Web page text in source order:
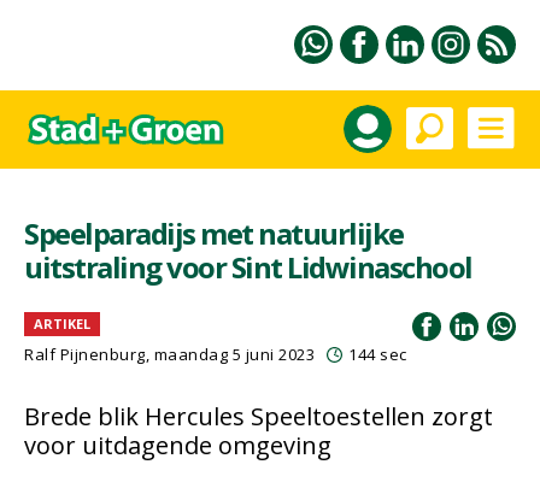
Speelparadijs met natuurlijke
uitstraling voor Sint Lidwinaschool
ARTIKEL
Ralf Pijnenburg, maandag 5 juni 2023 144 sec
Brede blik Hercules Speeltoestellen zorgt
voor uitdagende omgeving